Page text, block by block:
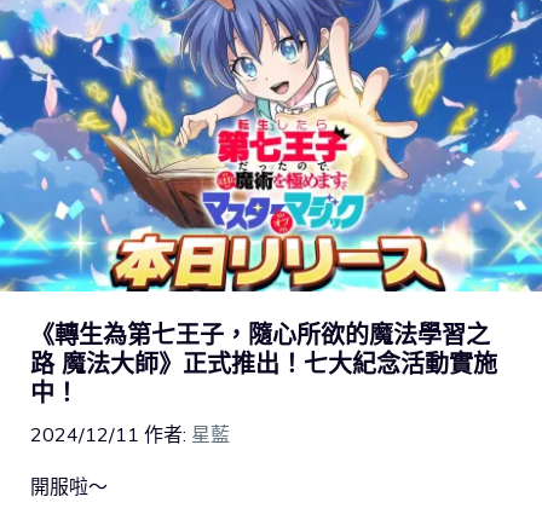
《轉生為第七王子，隨心所欲的魔法學習之
路 魔法大師》正式推出！七大紀念活動實施
中！
2024/12/11 作者: 星藍
開服啦～